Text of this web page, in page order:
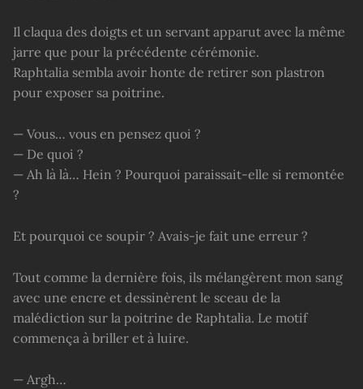
Il claqua des doigts et un servant apparut avec la même
jarre que pour la précédente cérémonie.
Raphtalia sembla avoir honte de retirer son plastron
pour exposer sa poitrine.
— Vous… vous en pensez quoi ?
— De quoi ?
— Ah là là… Hein ? Pourquoi paraissait-elle si remontée
?
Et pourquoi ce soupir ? Avais-je fait une erreur ?
Tout comme la dernière fois, ils mélangèrent mon sang
avec une encre et dessinèrent le sceau de la
malédiction sur la poitrine de Raphtalia. Le motif
commença à briller et à luire.
— Argh…